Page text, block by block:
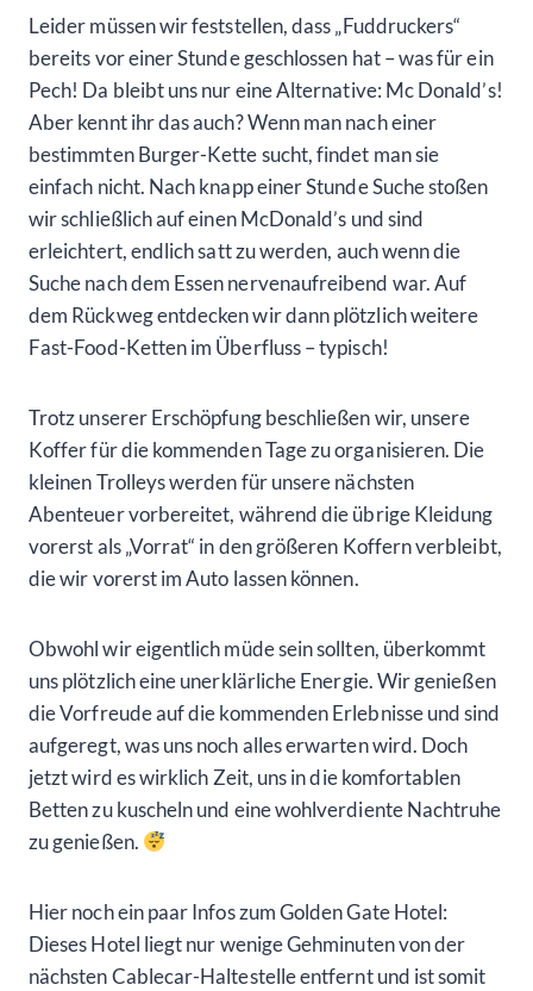
Leider müssen wir feststellen, dass „Fuddruckers“
bereits vor einer Stunde geschlossen hat – was für ein
Pech! Da bleibt uns nur eine Alternative: Mc Donald’s!
Aber kennt ihr das auch? Wenn man nach einer
bestimmten Burger-Kette sucht, findet man sie
einfach nicht. Nach knapp einer Stunde Suche stoßen
wir schließlich auf einen McDonald’s und sind
erleichtert, endlich satt zu werden, auch wenn die
Suche nach dem Essen nervenaufreibend war. Auf
dem Rückweg entdecken wir dann plötzlich weitere
Fast-Food-Ketten im Überfluss – typisch!
Trotz unserer Erschöpfung beschließen wir, unsere
Koffer für die kommenden Tage zu organisieren. Die
kleinen Trolleys werden für unsere nächsten
Abenteuer vorbereitet, während die übrige Kleidung
vorerst als „Vorrat“ in den größeren Koffern verbleibt,
die wir vorerst im Auto lassen können.
Obwohl wir eigentlich müde sein sollten, überkommt
uns plötzlich eine unerklärliche Energie. Wir genießen
die Vorfreude auf die kommenden Erlebnisse und sind
aufgeregt, was uns noch alles erwarten wird. Doch
jetzt wird es wirklich Zeit, uns in die komfortablen
Betten zu kuscheln und eine wohlverdiente Nachtruhe
zu genießen.
Hier noch ein paar Infos zum Golden Gate Hotel:
Dieses Hotel liegt nur wenige Gehminuten von der
nächsten Cablecar-Haltestelle entfernt und ist somit